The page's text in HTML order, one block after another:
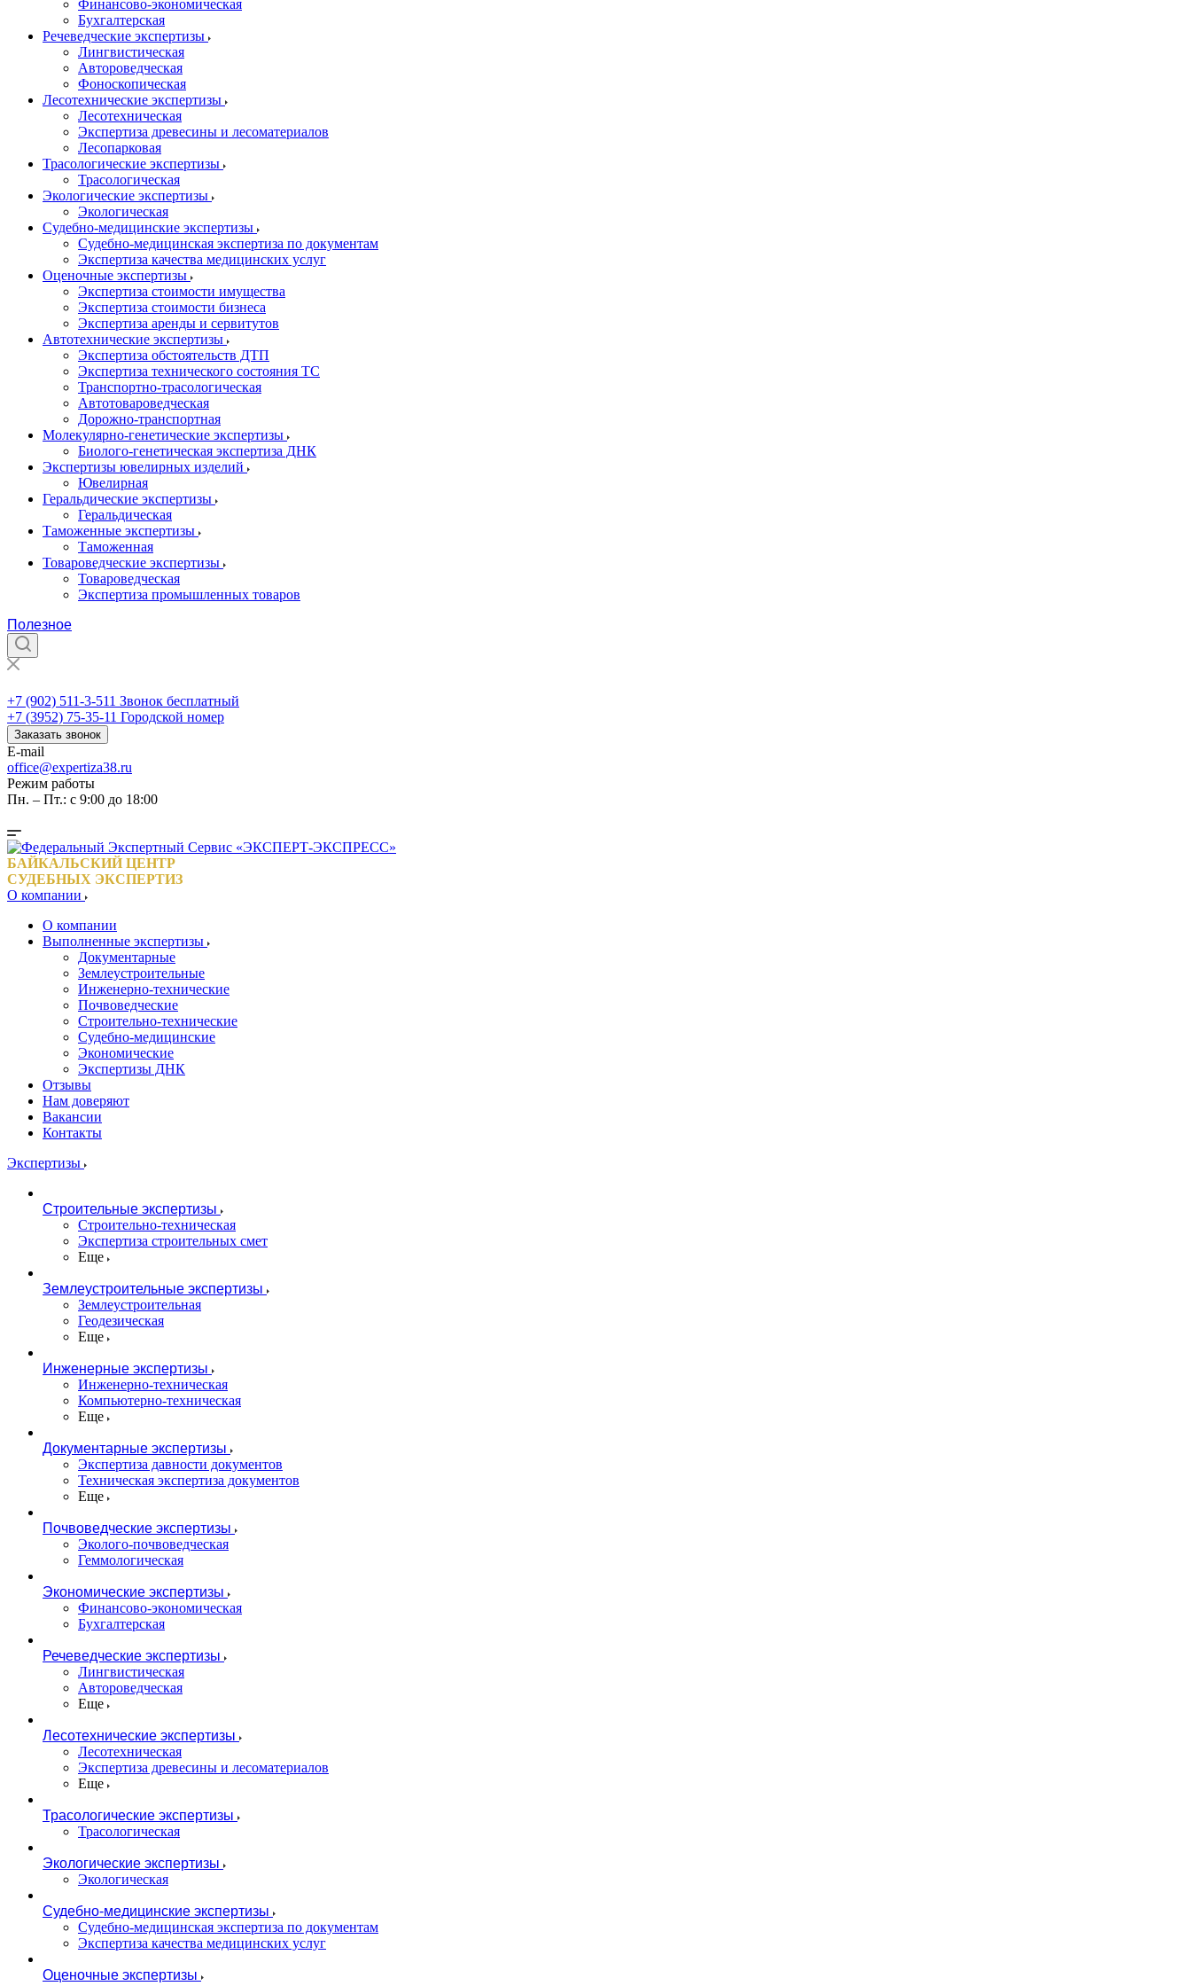
Финансово-экономическая
Бухгалтерская
Речеведческие экспертизы
Лингвистическая
Автороведческая
Фоноскопическая
Лесотехнические экспертизы
Лесотехническая
Экспертиза древесины и лесоматериалов
Лесопарковая
Трасологические экспертизы
Трасологическая
Экологические экспертизы
Экологическая
Судебно-медицинские экспертизы
Судебно-медицинская экспертиза по документам
Экспертиза качества медицинских услуг
Оценочные экспертизы
Экспертиза стоимости имущества
Экспертиза стоимости бизнеса
Экспертиза аренды и сервитутов
Автотехнические экспертизы
Экспертиза обстоятельств ДТП
Экспертиза технического состояния ТС
Транспортно-трасологическая
Автотовароведческая
Дорожно-транспортная
Молекулярно-генетические экспертизы
Биолого-генетическая экспертиза ДНК
Экспертизы ювелирных изделий
Ювелирная
Геральдические экспертизы
Геральдическая
Таможенные экспертизы
Таможенная
Товароведческие экспертизы
Товароведческая
Экспертиза промышленных товаров
Полезное
+7 (902) 511-3-511 Звонок бесплатный
+7 (3952) 75-35-11 Городской номер
Заказать звонок
E-mail
office@expertiza38.ru
Режим работы
Пн. – Пт.: с 9:00 до 18:00
БАЙКАЛЬСКИЙ ЦЕНТР
СУДЕБНЫХ ЭКСПЕРТИЗ
О компании
О компании
Выполненные экспертизы
Документарные
Землеустроительные
Инженерно-технические
Почвоведческие
Строительно-технические
Судебно-медицинские
Экономические
Экспертизы ДНК
Отзывы
Нам доверяют
Вакансии
Контакты
Экспертизы
Строительные экспертизы
Строительно-техническая
Экспертиза строительных смет
Еще
Землеустроительные экспертизы
Землеустроительная
Геодезическая
Еще
Инженерные экспертизы
Инженерно-техническая
Компьютерно-техническая
Еще
Документарные экспертизы
Экспертиза давности документов
Техническая экспертиза документов
Еще
Почвоведческие экспертизы
Эколого-почвоведческая
Геммологическая
Экономические экспертизы
Финансово-экономическая
Бухгалтерская
Речеведческие экспертизы
Лингвистическая
Автороведческая
Еще
Лесотехнические экспертизы
Лесотехническая
Экспертиза древесины и лесоматериалов
Еще
Трасологические экспертизы
Трасологическая
Экологические экспертизы
Экологическая
Судебно-медицинские экспертизы
Судебно-медицинская экспертиза по документам
Экспертиза качества медицинских услуг
Оценочные экспертизы